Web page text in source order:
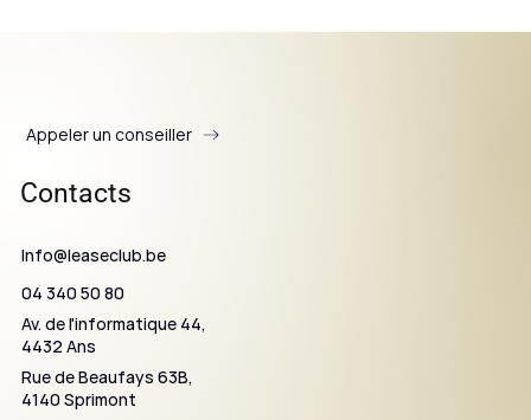
Appeler un conseiller
Contacts
Info@leaseclub.be
04 340 50 80
Av. de l'informatique 44,
4432 Ans
Rue de Beaufays 63B,
4140 Sprimont